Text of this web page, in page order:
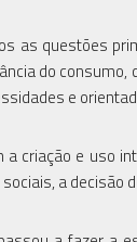
as questões
do
e
a criação e uso
a decisão